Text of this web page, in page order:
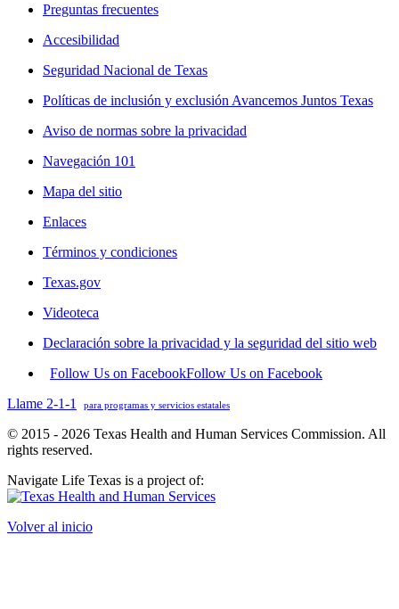
Preguntas frecuentes
Accesibilidad
Seguridad Nacional de Texas
Políticas de inclusión y exclusión Avancemos Juntos Texas
Aviso de normas sobre la privacidad
Navegación 101
Mapa del sitio
Enlaces
Términos y condiciones
Texas.gov
Videoteca
Declaración sobre la privacidad y la seguridad del sitio web
Follow Us on FacebookFollow Us on Facebook
Llame 2-1-1
para programas y servicios estatales
© 2015 - 2026 Texas Health and Human Services Commission. All
rights reserved.
Navigate Life Texas is a project of:
Volver al inicio